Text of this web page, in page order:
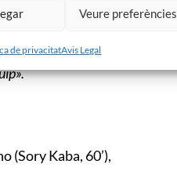
Veure preferències
de privacitatAvis Legal
empatar. S’estava
(Sory Kaba, 60’),